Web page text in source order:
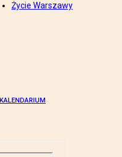
Życie Warszawy
KALENDARIUM